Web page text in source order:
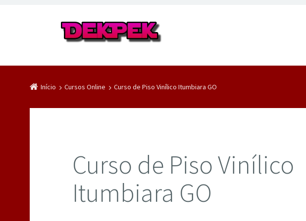
Início Cursos Online Curso de Piso Vinílico Itumbiara GO
Curso de Piso Vinílico
Itumbiara GO